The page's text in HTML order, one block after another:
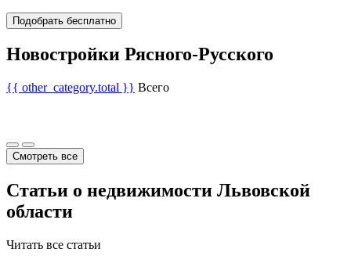
Подобрать бесплатно
Новостройки Рясного-Русского
{{ other_category.total }} Всего
Смотреть все
Статьи о недвижимости Львовской
области
Читать все статьи